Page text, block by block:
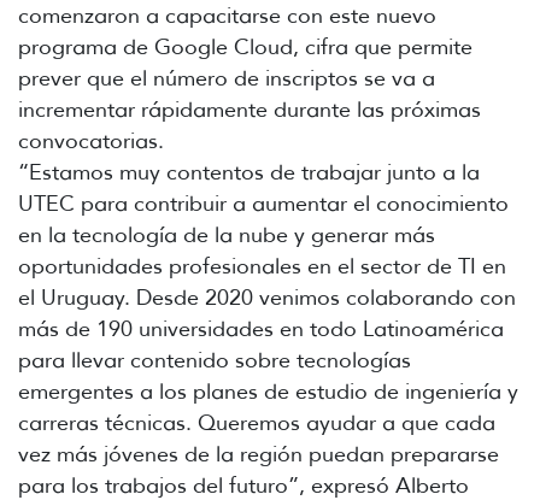
comenzaron a capacitarse con este nuevo
programa de Google Cloud, cifra que permite
prever que el número de inscriptos se va a
incrementar rápidamente durante las próximas
convocatorias.
“Estamos muy contentos de trabajar junto a la
UTEC para contribuir a aumentar el conocimiento
en la tecnología de la nube y generar más
oportunidades profesionales en el sector de TI en
el Uruguay. Desde 2020 venimos colaborando con
más de 190 universidades en todo Latinoamérica
para llevar contenido sobre tecnologías
emergentes a los planes de estudio de ingeniería y
carreras técnicas. Queremos ayudar a que cada
vez más jóvenes de la región puedan prepararse
para los trabajos del futuro”, expresó Alberto